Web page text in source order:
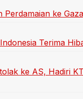
Perdamaian ke
Terima
ke AS, Hadiri